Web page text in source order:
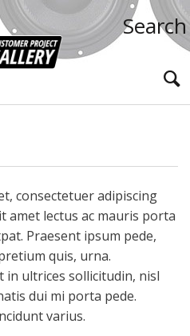
Search
consectetuer adipiscing
amet lectus ac mauris porta
Praesent ipsum pede,
quis, urna.
in ultrices sollicitudin, nisl
dui mi porta pede.
varius.